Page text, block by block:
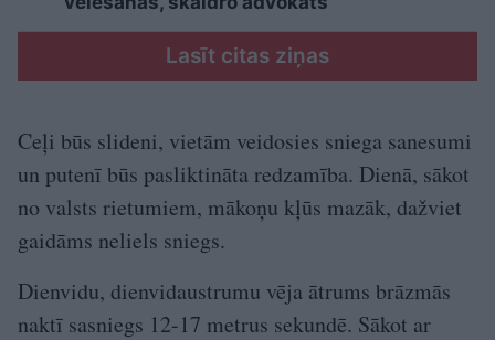
Lasīt citas ziņas
Ceļi būs slideni, vietām veidosies sniega sanesumi
un putenī būs pasliktināta redzamība. Dienā, sākot
no valsts rietumiem, mākoņu kļūs mazāk, dažviet
gaidāms neliels sniegs.
Dienvidu, dienvidaustrumu vēja ātrums brāzmās
naktī sasniegs 12-17 metrus sekundē. Sākot ar